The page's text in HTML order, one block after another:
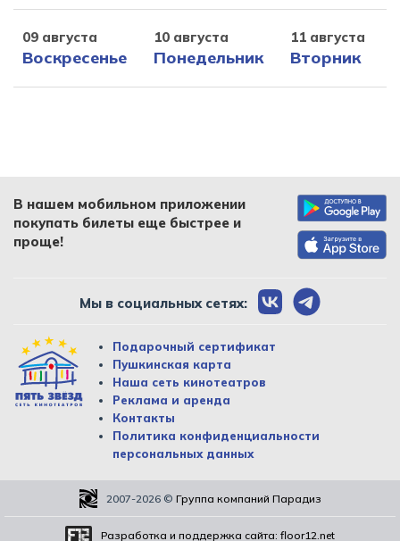
09 августа
Воскресенье
10 августа
Понедельник
11 августа
Вторник
В нашем мобильном приложении
покупать билеты еще быстрее и
проще!
Мы в социальных сетях:
Подарочный сертификат
Пушкинская карта
Наша сеть кинотеатров
Реклама и аренда
Контакты
Политика конфиденциальности
персональных данных
2007-2026 © Группа компаний Парадиз
Разработка и поддержка сайта: floor12.net